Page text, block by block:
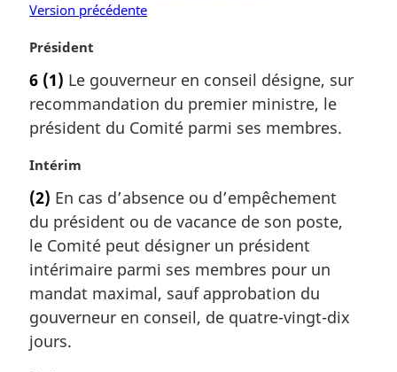
l
e
Version précédente
N
t
e
m
r
i
n
a
l
e
:
Président
6 (1) Le gouverneur en conseil désigne, sur
recommandation du premier ministre, le
président du Comité parmi ses membres.
N
t
e
m
a
g
i
n
Intérim
(2) En cas d’absence ou d’empêchement
du président ou de vacance de son poste,
le Comité peut désigner un président
intérimaire parmi ses membres pour un
mandat maximal, sauf approbation du
gouverneur en conseil, de quatre-vingt-dix
jours.